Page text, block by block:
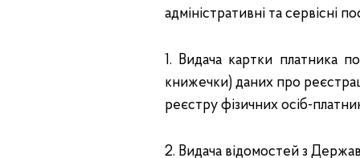
адміністративні та сервісні
1. Видача картки платника
книжечки) даних про
реєстру фізичних осіб-
2. Видача відомостей з